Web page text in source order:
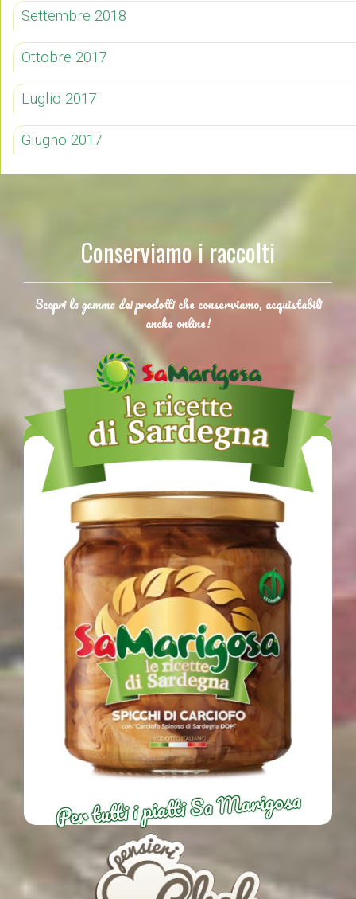
Settembre 2018
Ottobre 2017
Luglio 2017
Giugno 2017
Conserviamo i raccolti
Scopri la gamma dei prodotti che conserviamo, acquistabili
anche online!
Per tutti i piatti Sa Marigosa